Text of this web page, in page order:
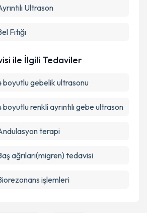
Ultrason
Fıtığı
ile İlgili Tedaviler
boyutlu gebelik ultrasonu
renkli ayrıntılı gebe ultrason
terapi
ağrıları(migren) tedavisi
işlemleri